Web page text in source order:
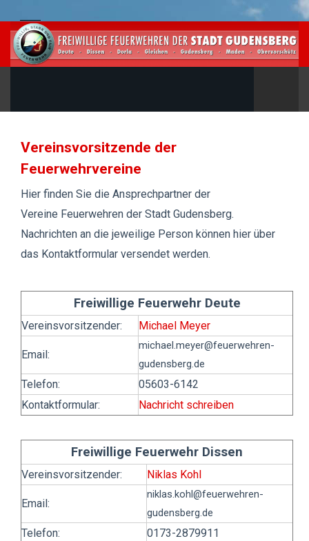
Vereinsvorsitzende der
Feuerwehrvereine
Hier finden Sie die Ansprechpartner der
Vereine Feuerwehren der Stadt Gudensberg.
Nachrichten an die jeweilige Person können hier über
das Kontaktformular versendet werden.
Freiwillige Feuerwehr Deute
Vereinsvorsitzender: Michael Meyer
Email:
michael.meyer@feuerwehren-
gudensberg.de
Telefon:
05603-6142
Kontaktformular:
Nachricht schreiben
Freiwillige Feuerwehr Dissen
Vereinsvorsitzender: Niklas Kohl
Email:
niklas.kohl @feuerwehren-
gudensberg.de
Telefon:
0173-2879911